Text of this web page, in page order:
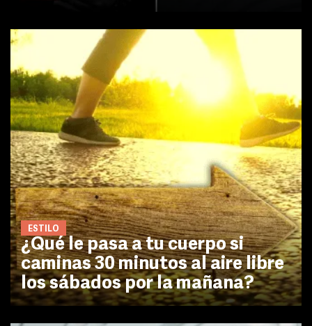
ESTILO
¿Qué le pasa a tu cuerpo si
caminas 30 minutos al aire libre
los sábados por la mañana?